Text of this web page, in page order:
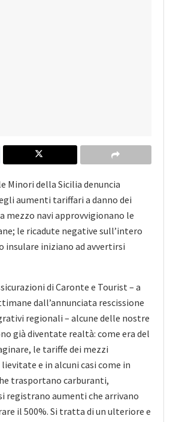
Minori della Sicilia denuncia
aumenti tariffari a danno dei
mezzo navi approvvigionano le
le ricadute negative sull’intero
insulare iniziano ad avvertirsi
di Caronte e Tourist – a
dall’annunciata rescissione
regionali – alcune delle nostre
già diventate realtà: come era del
le tariffe dei mezzi
e in alcuni casi come in
trasportano carburanti,
registrano aumenti che arrivano
il 500%. Si tratta di un ulteriore e